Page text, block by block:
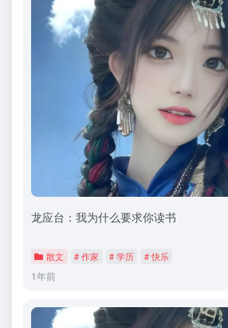
龙应台：我为什么要求你读书
散文 # 作家 # 学历 # 快乐
1年前